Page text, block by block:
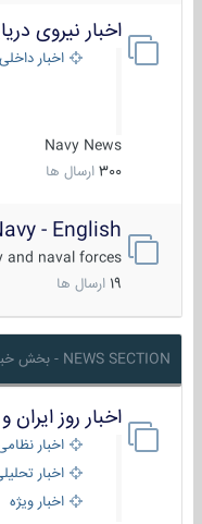
اخبار نیروی
اخبار داخلی
Navy News
300 ارسال ها
Navy - English
and naval forces!
ارسال ها
NEWS SECTION - بخش خبر
اخبار روز ایران و
اخبار نظامی
اخبار تحلیلی
اخبار ویژه